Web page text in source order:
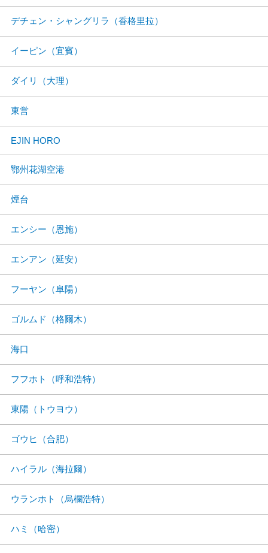
デチェン・シャングリラ（香格里拉）
イーピン（宜賓）
ダイリ（大理）
東営
EJIN HORO
鄂州花湖空港
煙台
エンシー（恩施）
エンアン（延安）
フーヤン（阜陽）
ゴルムド（格爾木）
海口
フフホト（呼和浩特）
東陽（トウヨウ）
ゴウヒ（合肥）
ハイラル（海拉爾）
ウランホト（烏欄浩特）
ハミ（哈密）